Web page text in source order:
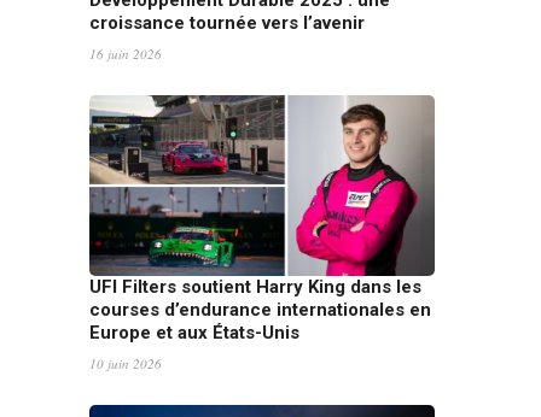
16 juin 2026
UFI Filters soutient Harry King dans les
courses d’endurance internationales en
Europe et aux États-Unis
10 juin 2026